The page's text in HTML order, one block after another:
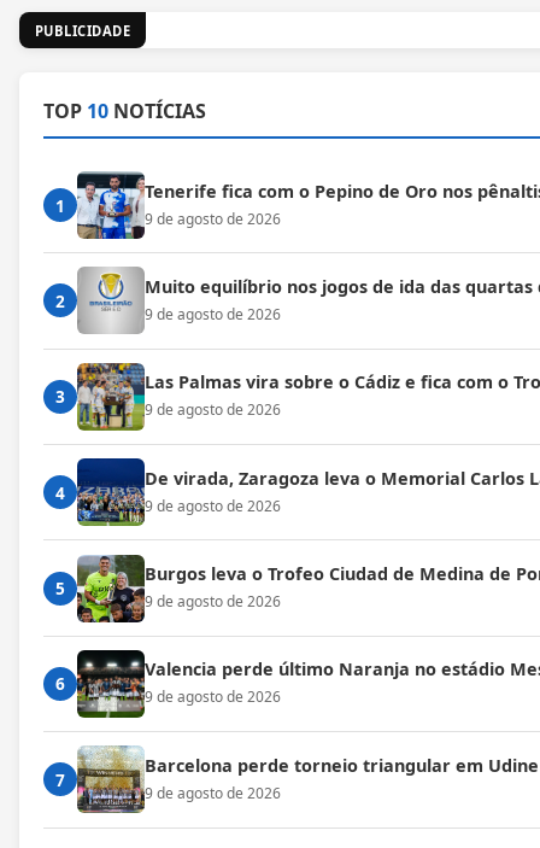
PUBLICIDADE
TOP 10 NOTÍCIAS
1
Tenerife fica com o Pepino de Oro nos
9 de agosto de 2026
2
Muito equilíbrio nos jogos de ida das quartas
9 de agosto de 2026
3
Las Palmas vira sobre o Cádiz e fica com o
9 de agosto de 2026
4
De virada, Zaragoza leva o Memorial Carlos
9 de agosto de 2026
5
Burgos leva o Trofeo Ciudad de Medina de
9 de agosto de 2026
6
Valencia perde último Naranja no estádio
9 de agosto de 2026
7
Barcelona perde torneio triangular em Udine
9 de agosto de 2026